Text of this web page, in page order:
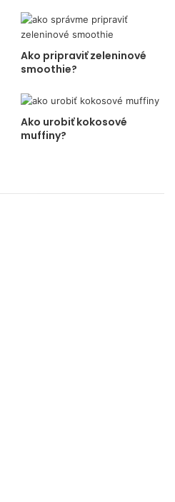
Ako pripraviť zeleninové
smoothie?
Ako urobiť kokosové
muffiny?